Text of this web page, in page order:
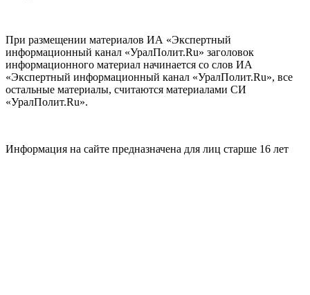
При размещении материалов ИА «Экспертный
информационный канал «УралПолит.Ru» заголовок
информационного материал начинается со слов ИА
«Экспертный информационный канал «УралПолит.Ru», все
остальные материалы, считаются материалами СИ
«УралПолит.Ru».
Информация на сайте предназначена для лиц старше 16 лет